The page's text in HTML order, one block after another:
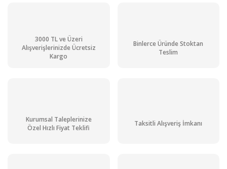
3000 TL ve Üzeri
Alışverişlerinizde Ücretsiz
Kargo
Binlerce Üründe Stoktan
Teslim
Kurumsal Taleplerinize
Özel Hızlı Fiyat Teklifi
Taksitli Alışveriş İmkanı